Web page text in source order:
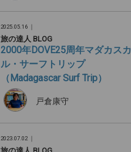
2025.05.16 ｜
旅の達人 BLOG
2000年DOVE25周年マダカスカ
ル・サーフトリップ
（Madagascar Surf Trip）
戸倉康守
2023.07.02 ｜